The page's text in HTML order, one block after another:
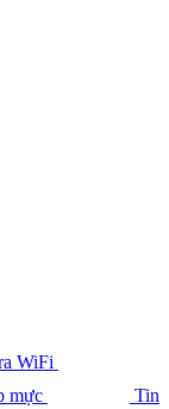
WiFi
mực
Tin